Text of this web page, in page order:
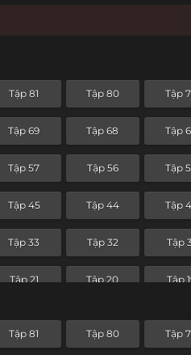
Tập 81 Tập 80 Tập
Tập 69 Tập 68 Tập
Tập 57 Tập 56 Tập
Tập 45 Tập 44 Tập
Tập 33 Tập 32 Tập
Tập 21 Tập 20 Tập
Tập 81 Tập 80 Tập